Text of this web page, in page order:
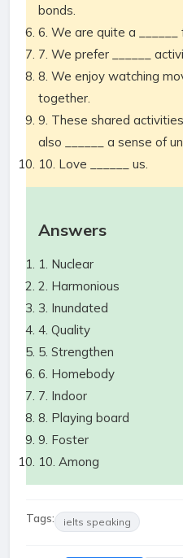
bonds.
6. We are quite a ______
7. We prefer ______
8. We enjoy watching
together.
9. These shared
also ______ a sense of
10. Love ______ us.
Answers
1. Nuclear
2. Harmonious
3. Inundated
4. Quality
5. Strengthen
6. Homebody
7. Indoor
8. Playing board
9. Foster
10. Among
Tags: ielts speaking